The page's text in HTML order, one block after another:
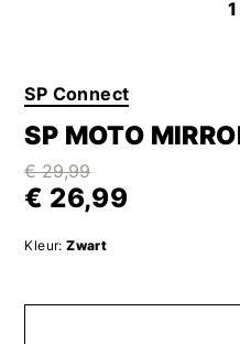
1
SP Connect
SP MOTO
€ 29,99
€ 26,99
Kleur: Zwart